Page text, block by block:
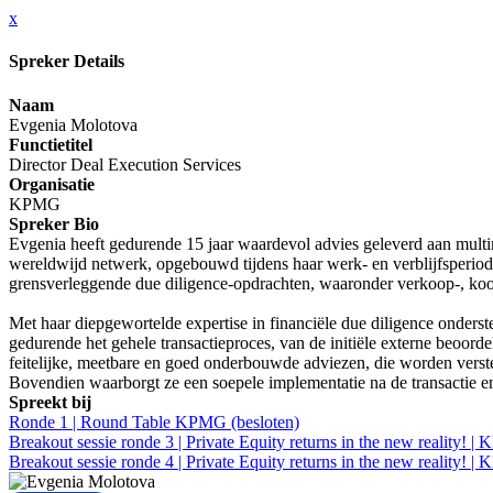
x
Spreker Details
Naam
Evgenia Molotova
Functietitel
Director Deal Execution Services
Organisatie
KPMG
Spreker Bio
Evgenia heeft gedurende 15 jaar waardevol advies geleverd aan
wereldwijd netwerk, opgebouwd tijdens haar werk- en
grensverleggende due diligence-opdrachten, waaronder verkoop-,
Met haar diepgewortelde expertise in financiële due diligence
gedurende het gehele transactieproces, van de initiële externe
feitelijke, meetbare en goed onderbouwde adviezen, die worden
Bovendien waarborgt ze een soepele implementatie na de transactie
Spreekt bij
Ronde 1 | Round Table KPMG (besloten)
Breakout sessie ronde 3 | Private Equity returns in the new reality! |
Breakout sessie ronde 4 | Private Equity returns in the new reality! |